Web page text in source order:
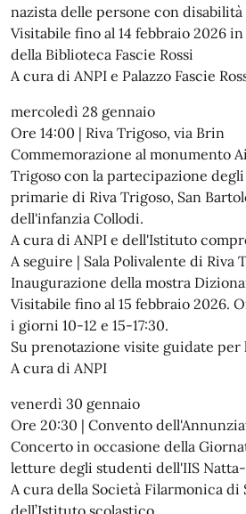
nazista delle persone con disabilità
Visitabile fino al 14 febbraio 2026
della Biblioteca Fascie Rossi
A cura di ANPI e Palazzo Fascie
mercoledì 28 gennaio
Ore 14:00 | Riva Trigoso, via Brin
Commemorazione al monumento
Trigoso con la partecipazione
primarie di Riva Trigoso, San
dell'infanzia Collodi.
A cura di ANPI e dell'Istituto
A seguire | Sala Polivalente di Riva
Inaugurazione della mostra
Visitabile fino al 15 febbraio 2026.
i giorni 10-12 e 15-17:30.
Su prenotazione visite guidate per
A cura di ANPI
venerdì 30 gennaio
Ore 20:30 | Convento
Concerto in occasione della
letture degli studenti dell'IIS
A cura della Società Filarmonica di
dell’Istituto scolastico